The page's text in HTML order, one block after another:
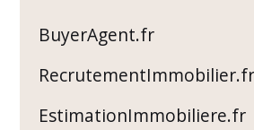
BuyerAgent.fr
RecrutementImmobilier.fr
EstimationImmobiliere.fr